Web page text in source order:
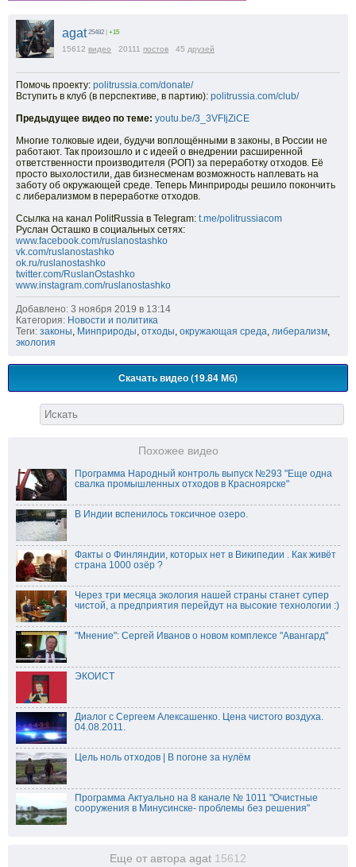
agat 25482 +15
15612 видео 20111 постов 45 друзей
Помочь проекту: politrussia.com/donate/
Вступить в клуб (в перспективе, в партию): politrussia.com/club/
Предыдущее видео по теме: youtu.be/3_3VFIjZiCE
Многие толковые идеи, будучи воплощёнными в законы, в России не
работают. Так произошло и с идеей о внедрении расширенной
ответственности производителя (РОП) за переработку отходов. Её
просто выхолостили, дав бизнесменам возможность наплевать на
заботу об окружающей среде. Теперь Минприроды решило покончить
с либерализмом в переработке отходов.
Ссылка на канал PolitRussia в Telegram: t.me/politrussiacom
Руслан Осташко в социальных сетях:
www.facebook.com/ruslanostashko
vk.com/ruslanostashko
ok.ru/ruslanostashko
twitter.com/RuslanOstashko
www.instagram.com/ruslanostashko
Добавлено: 3 ноября 2019 в 13:14
Категория: Новости и политика
Теги: законы, Минприроды, отходы, окружающая среда, либерализм,
экология
Скачать видео (19.84 Мб)
Похожее видео
Программа Народный контроль выпуск №293 "Еще одна
свалка промышленных отходов в Красноярске"
В Индии вспенилось токсичное озеро.
Факты о Финляндии, которых нет в Википедии . Как живёт
страна 1000 озёр ?
Через три месяца экология нашей страны станет супер
чистой, а предприятия перейдут на высокие технологии :)
"Мнение": Сергей Иванов о новом комплексе "Авангард"
ЭКОИСТ
Диалог с Сергеем Алексашенко. Цена чистого воздуха.
04.08.2011.
Цель ноль отходов | В погоне за нулём
Программа Актуально на 8 канале № 1011 "Очистные
сооружения в Минусинске- проблемы без решения"
Еще от автора agat 15612